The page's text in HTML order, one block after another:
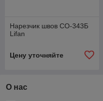
Нарезчик швов СО-343Б
Lifan
Цену уточняйте
О нас